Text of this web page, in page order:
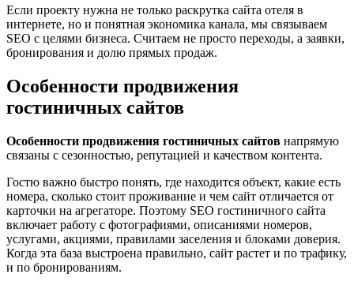
Если проекту нужна не только раскрутка сайта отеля в
интернете, но и понятная экономика канала, мы связываем
SEO с целями бизнеса. Считаем не просто переходы, а заявки,
бронирования и долю прямых продаж.
Особенности продвижения
гостиничных сайтов
Особенности продвижения гостиничных сайтов напрямую
связаны с сезонностью, репутацией и качеством контента.
Гостю важно быстро понять, где находится объект, какие есть
номера, сколько стоит проживание и чем сайт отличается от
карточки на агрегаторе. Поэтому SEO гостиничного сайта
включает работу с фотографиями, описаниями номеров,
услугами, акциями, правилами заселения и блоками доверия.
Когда эта база выстроена правильно, сайт растет и по трафику,
и по бронированиям.